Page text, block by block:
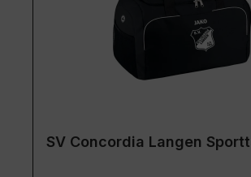
SV Concordia Langen